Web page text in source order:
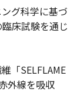
グ科学に基づ
床試験を通じ
「SELFLAME
外線を吸収